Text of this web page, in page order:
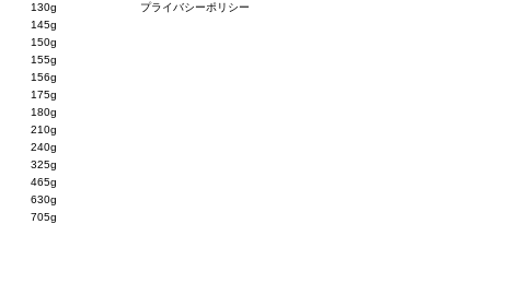
130g
145g
150g
155g
156g
175g
180g
210g
240g
325g
465g
630g
705g
プライバシーポリシー